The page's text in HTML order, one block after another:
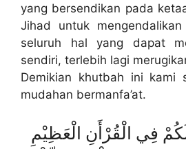
yang bersendikan pada
Jihad untuk
seluruh hal yang dapat
sendiri, terlebih lagi
Demikian khutbah ini kami
mudahan bermanfa’at.
فِي الْقُرْأَنِ الْعَظِيْمِ